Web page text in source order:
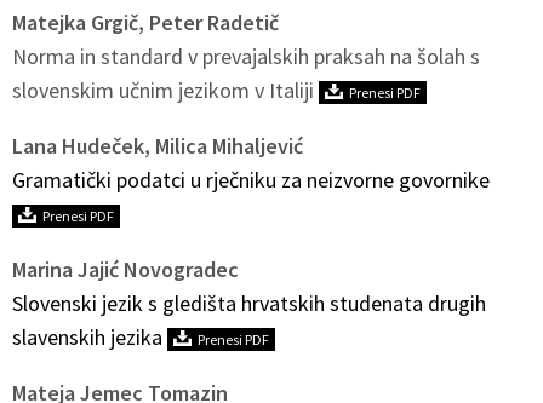
Matejka Grgič, Peter Radetič
Norma in standard v prevajalskih praksah na šolah s
slovenskim učnim jezikom v Italiji
Prenesi PDF
Lana Hudeček, Milica Mihaljević
Gramatički podatci u rječniku za neizvorne govornike
Prenesi PDF
Marina Jajić Novogradec
Slovenski jezik s gledišta hrvatskih studenata drugih
slavenskih jezika
Prenesi PDF
Mateja Jemec Tomazin